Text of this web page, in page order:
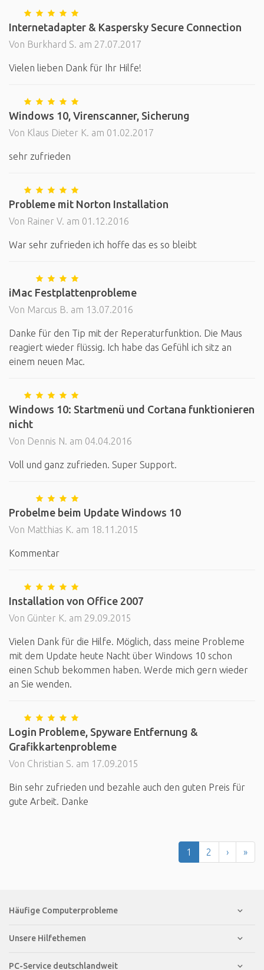
Internetadapter & Kaspersky Secure Connection
Von Burkhard S. am 27.07.2017
Vielen lieben Dank für Ihr Hilfe!
Windows 10, Virenscanner, Sicherung
Von Klaus Dieter K. am 01.02.2017
sehr zufrieden
Probleme mit Norton Installation
Von Rainer V. am 01.12.2016
War sehr zufrieden ich hoffe das es so bleibt
iMac Festplattenprobleme
Von Marcus B. am 13.07.2016
Danke für den Tip mit der Reperaturfunktion. Die Maus
reagiert wieder flüssig. Ich habe das Gefühl ich sitz an
einem neuen Mac.
Windows 10: Startmenü und Cortana funktionieren
nicht
Von Dennis N. am 04.04.2016
Voll und ganz zufrieden. Super Support.
Probelme beim Update Windows 10
Von Matthias K. am 18.11.2015
Kommentar
Installation von Office 2007
Von Günter K. am 29.09.2015
Vielen Dank für die Hilfe. Möglich, dass meine Probleme
mit dem Update heute Nacht über Windows 10 schon
einen Schub bekommen haben. Werde mich gern wieder
an Sie wenden.
Login Probleme, Spyware Entfernung &
Grafikkartenprobleme
Von Christian S. am 17.09.2015
Bin sehr zufrieden und bezahle auch den guten Preis für
gute Arbeit. Danke
1 2 › »
Häufige Computerprobleme
Unsere Hilfethemen
PC-Service deutschlandweit